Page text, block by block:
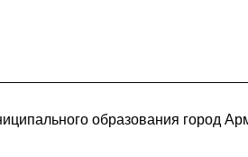
образования город